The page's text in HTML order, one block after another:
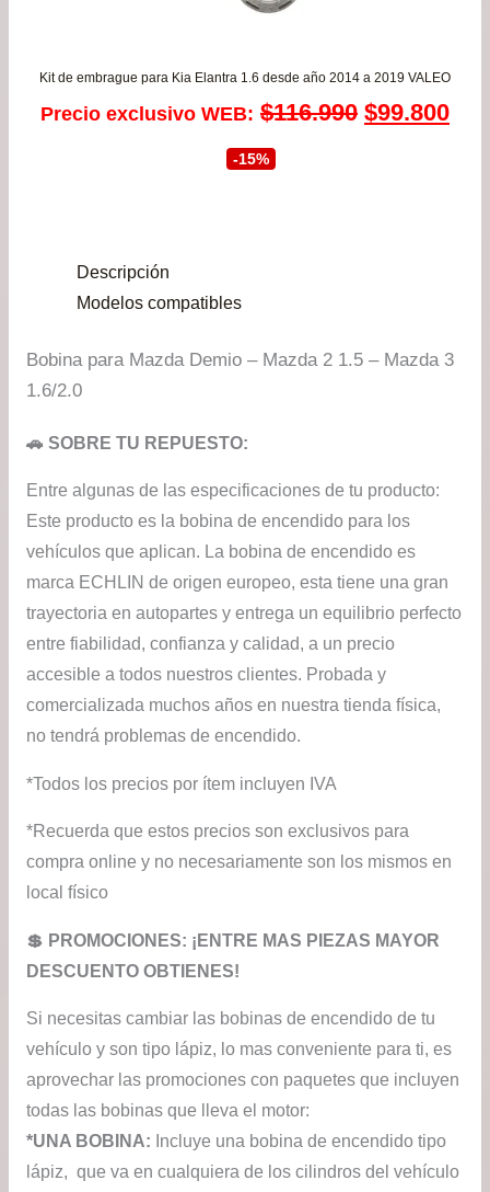
Kit de embrague para Kia Elantra 1.6 desde año 2014 a 2019 VALEO
Precio exclusivo WEB: $116.990 El
$99.800El
-15%
Descripción
Modelos compatibles
Bobina para Mazda Demio – Mazda 2 1.5 – Mazda 3
1.6/2.0
🚗 SOBRE TU REPUESTO:
Entre algunas de las especificaciones de tu producto:
Este producto es la bobina de encendido para los
vehículos que aplican. La bobina de encendido es
marca ECHLIN de origen europeo, esta tiene una gran
trayectoria en autopartes y entrega un equilibrio perfecto
entre fiabilidad, confianza y calidad, a un precio
accesible a todos nuestros clientes. Probada y
comercializada muchos años en nuestra tienda física,
no tendrá problemas de encendido.
*Todos los precios por ítem incluyen IVA
*Recuerda que estos precios son exclusivos para
compra online y no necesariamente son los mismos en
local físico
💲​ PROMOCIONES: ¡ENTRE MAS PIEZAS MAYOR
DESCUENTO OBTIENES!
Si necesitas cambiar las bobinas de encendido de tu
vehículo y son tipo lápiz, lo mas conveniente para ti, es
aprovechar las promociones con paquetes que incluyen
todas las bobinas que lleva el motor:
*UNA BOBINA: Incluye una bobina de encendido tipo
lápiz, que va en cualquiera de los cilindros del vehículo